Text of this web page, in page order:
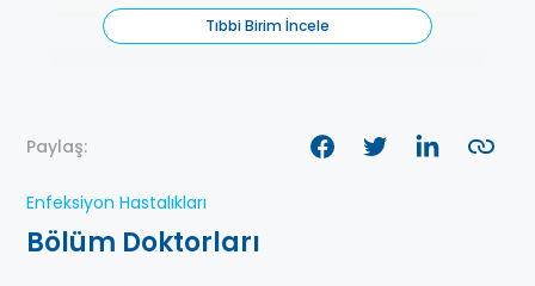
Tıbbi Birim İncele
Paylaş:
Enfeksiyon Hastalıkları
Bölüm Doktorları